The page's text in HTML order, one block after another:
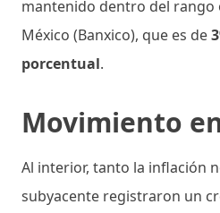
mantenido dentro del rango
México (Banxico), que es de
porcentual.
Movimiento
Al interior, tanto la inflación
subyacente registraron un